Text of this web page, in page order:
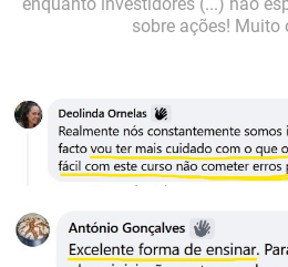
enquanto investidores (...) não
sobre ações! Muito